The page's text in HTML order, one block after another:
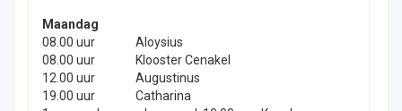
Maandag
08.00 uur
Aloysius
08.00 uur
Klooster Cenakel
12.00 uur
Augustinus
19.00 uur
Catharina